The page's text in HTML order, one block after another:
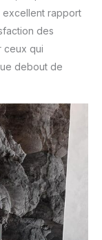
excellent rapport
des
ceux qui
debout de